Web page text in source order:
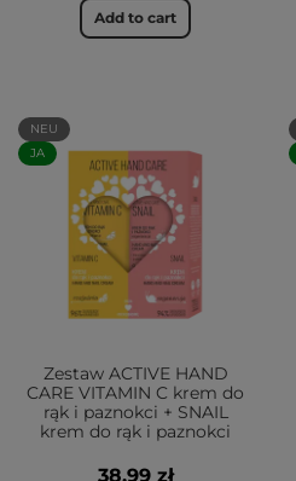
Add to cart
NEU
JA
Zestaw ACTIVE HAND
CARE VITAMIN C krem do
rąk i paznokci + SNAIL
krem do rąk i paznokci
38,99 zł